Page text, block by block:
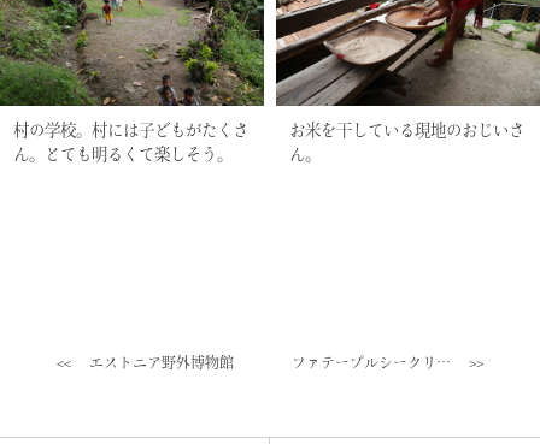
村の学校。村には子どもがたくさ
ん。とても明るくて楽しそう。
お米を干している現地のおじいさ
ん。
エストニア野外博物館 ファテープルシークリ…